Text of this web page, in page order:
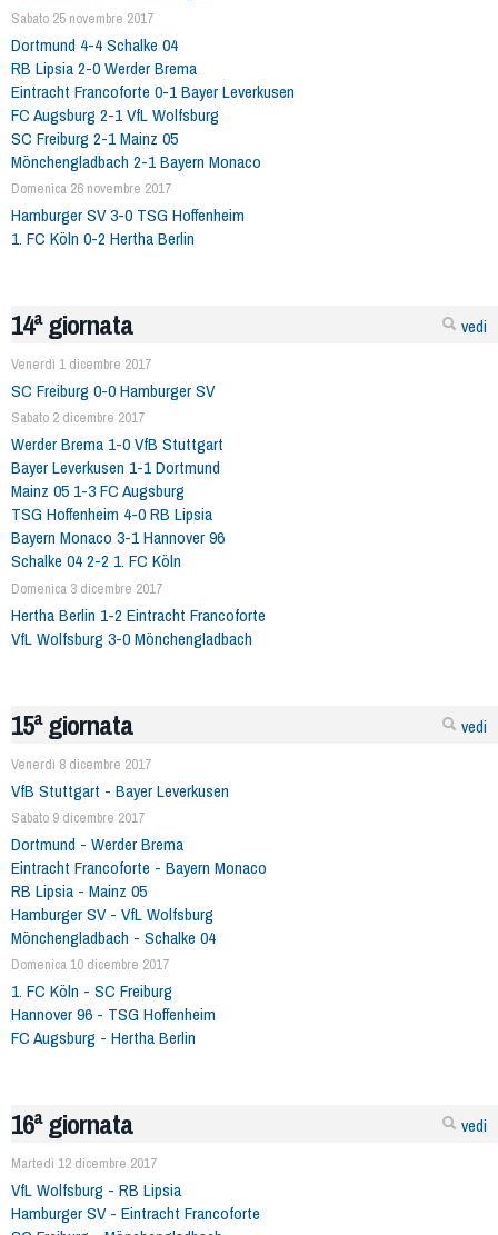
Sabato 25 novembre 2017
Dortmund 4-4 Schalke 04
RB Lipsia 2-0 Werder Brema
Eintracht Francoforte 0-1 Bayer Leverkusen
FC Augsburg 2-1 VfL Wolfsburg
SC Freiburg 2-1 Mainz 05
Mönchengladbach 2-1 Bayern Monaco
Domenica 26 novembre 2017
Hamburger SV 3-0 TSG Hoffenheim
1. FC Köln 0-2 Hertha Berlin
vedi
14ª giornata
Venerdì 1 dicembre 2017
SC Freiburg 0-0 Hamburger SV
Sabato 2 dicembre 2017
Werder Brema 1-0 VfB Stuttgart
Bayer Leverkusen 1-1 Dortmund
Mainz 05 1-3 FC Augsburg
TSG Hoffenheim 4-0 RB Lipsia
Bayern Monaco 3-1 Hannover 96
Schalke 04 2-2 1. FC Köln
Domenica 3 dicembre 2017
Hertha Berlin 1-2 Eintracht Francoforte
VfL Wolfsburg 3-0 Mönchengladbach
vedi
15ª giornata
Venerdì 8 dicembre 2017
VfB Stuttgart - Bayer Leverkusen
Sabato 9 dicembre 2017
Dortmund - Werder Brema
Eintracht Francoforte - Bayern Monaco
RB Lipsia - Mainz 05
Hamburger SV - VfL Wolfsburg
Mönchengladbach - Schalke 04
Domenica 10 dicembre 2017
1. FC Köln - SC Freiburg
Hannover 96 - TSG Hoffenheim
FC Augsburg - Hertha Berlin
vedi
16ª giornata
Martedì 12 dicembre 2017
VfL Wolfsburg - RB Lipsia
Hamburger SV - Eintracht Francoforte